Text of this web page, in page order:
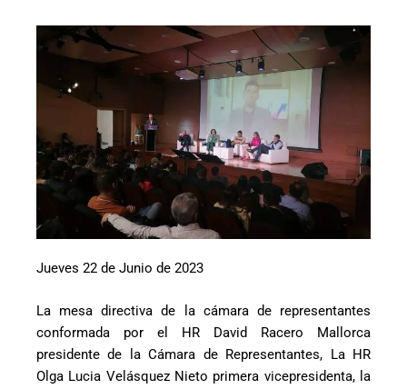
Jueves 22 de Junio de 2023
La mesa directiva de la cámara de representantes
conformada por el HR David Racero Mallorca
presidente de la Cámara de Representantes, La HR
Olga Lucia Velásquez Nieto primera vicepresidenta, la